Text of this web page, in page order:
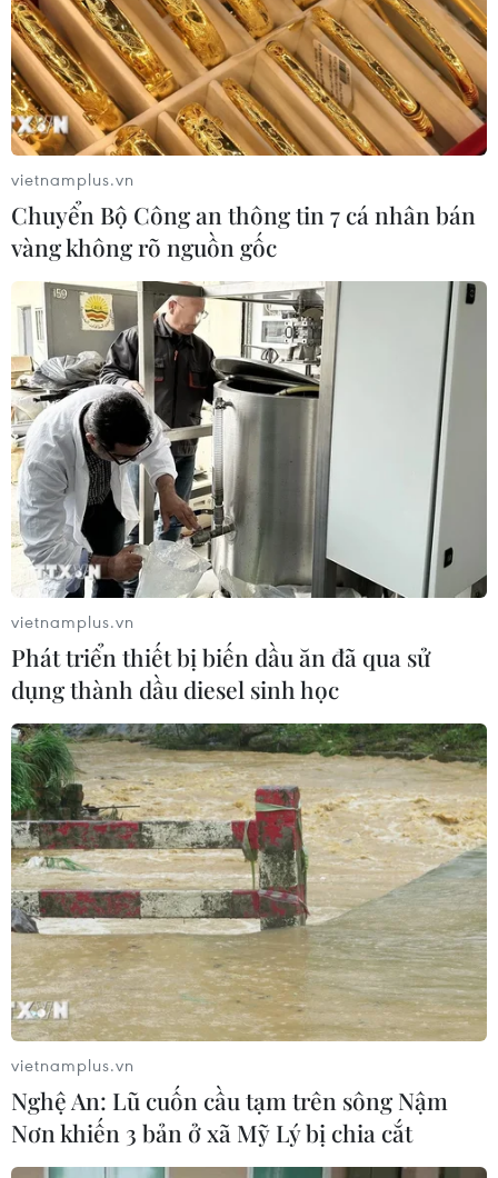
Thủ tướng: Tạo dựng thị trường cho
doanh nghiệp cơ khí phát triển
24/09/2019 08:27
Để thúc đẩy ngành cơ khí Việt Nam phát triển mạnh mẽ,
Thủ tướng đề nghị: “Trước hết phải có khát vọng và tâm
huyết cho kinh tế và cơ khí Việt Nam để tăng giá trị
trong chuỗi toàn cầu.”
vietnamplus.vn
Chuyển Bộ Công an thông tin 7 cá nhân bán
vàng không rõ nguồn gốc
vietnamplus.vn
Phát triển thiết bị biến dầu ăn đã qua sử
dụng thành dầu diesel sinh học
vietnamplus.vn
Nghệ An: Lũ cuốn cầu tạm trên sông Nậm
Nơn khiến 3 bản ở xã Mỹ Lý bị chia cắt